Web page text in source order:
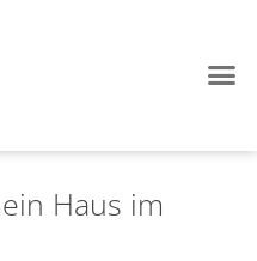
Haus im